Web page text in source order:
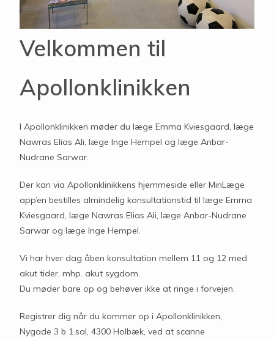
Velkommen til
Apollonklinikken
I Apollonklinikken møder du læge Emma Kviesgaard, læge
Nawras Elias Ali, læge Inge Hempel og læge Anbar-
Nudrane Sarwar.
Der kan via Apollonklinikkens hjemmeside eller MinLæge
app’en bestilles almindelig konsultationstid til læge Emma
Kviesgaard, læge Nawras Elias Ali, læge Anbar-Nudrane
Sarwar og læge Inge Hempel.
Vi har hver dag åben konsultation mellem 11 og 12 med
akut tider, mhp. akut sygdom.
Du møder bare op og behøver ikke at ringe i forvejen.
Registrer dig når du kommer op i Apollonklinikken,
Nygade 3 b 1.sal, 4300 Holbæk, ved at scanne